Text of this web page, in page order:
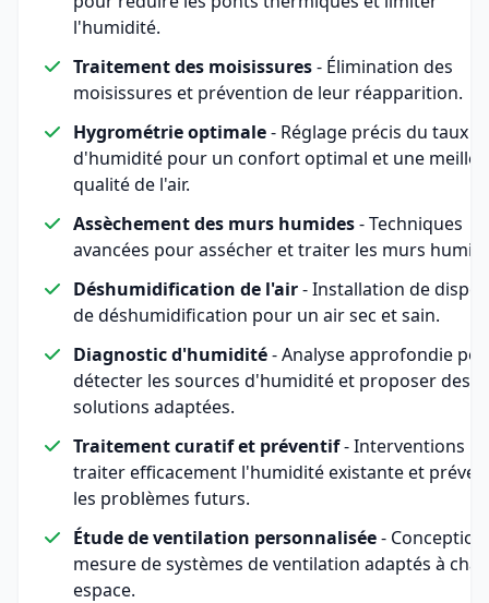
l'humidité.
Traitement des moisissures- Élimination des
moisissures et prévention de leur réapparition.
Hygrométrie optimale- Réglage précis du taux
d'humidité pour un confort optimal et une
qualité de l'air.
Assèchement des murs humides- Techniques
avancées pour assécher et traiter les murs
Déshumidification de l'air- Installation de
de déshumidification pour un air sec et sain.
Diagnostic d'humidité- Analyse approfondie
détecter les sources d'humidité et proposer des
solutions adaptées.
Traitement curatif et préventif- Interventions
traiter efficacement l'humidité existante et
les problèmes futurs.
Étude de ventilation personnalisée-
mesure de systèmes de ventilation adaptés à
espace.